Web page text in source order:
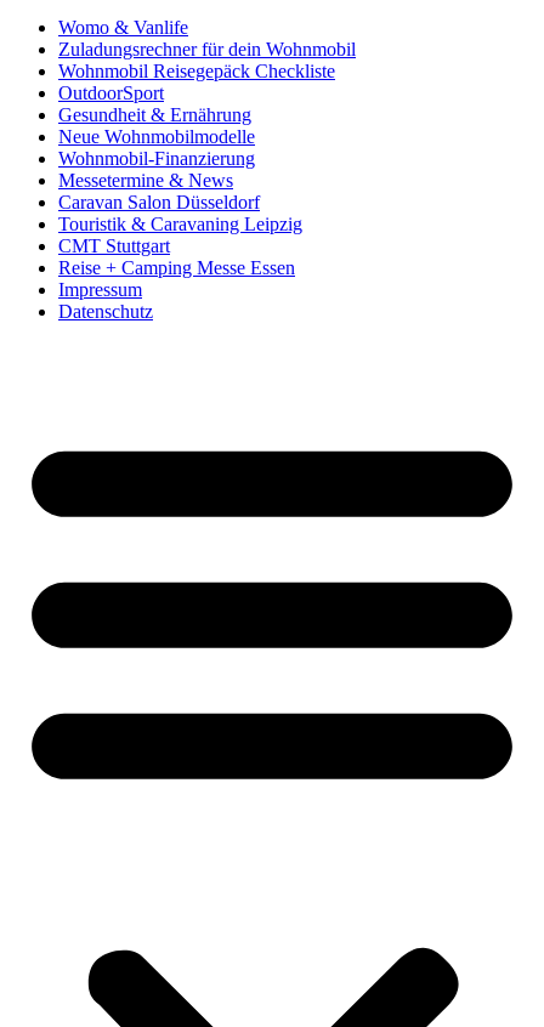
Womo & Vanlife
Zuladungsrechner für dein Wohnmobil
Wohnmobil Reisegepäck Checkliste
OutdoorSport
Gesundheit & Ernährung
Neue Wohnmobilmodelle
Wohnmobil-Finanzierung
Messetermine & News
Caravan Salon Düsseldorf
Touristik & Caravaning Leipzig
CMT Stuttgart
Reise + Camping Messe Essen
Impressum
Datenschutz